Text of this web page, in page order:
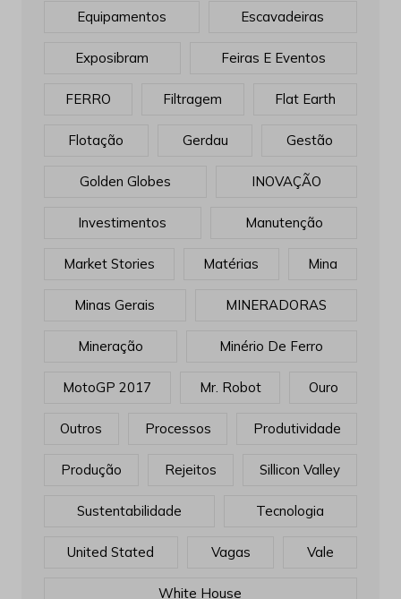
Equipamentos Escavadeiras
Exposibram Feiras E Eventos
FERRO Filtragem Flat Earth
Flotação Gerdau Gestão
Golden Globes INOVAÇÃO
Investimentos Manutenção
Market Stories Matérias Mina
Minas Gerais MINERADORAS
Mineração Minério De Ferro
MotoGP 2017 Mr. Robot Ouro
Outros Processos Produtividade
Produção Rejeitos Sillicon Valley
Sustentabilidade Tecnologia
United Stated Vagas Vale
White House